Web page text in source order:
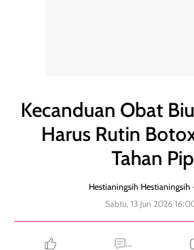
Kecanduan Obat
Harus Rutin
Tahan
Hestianingsih Hestianingsih
Sabtu, 13 Jun 2026
...